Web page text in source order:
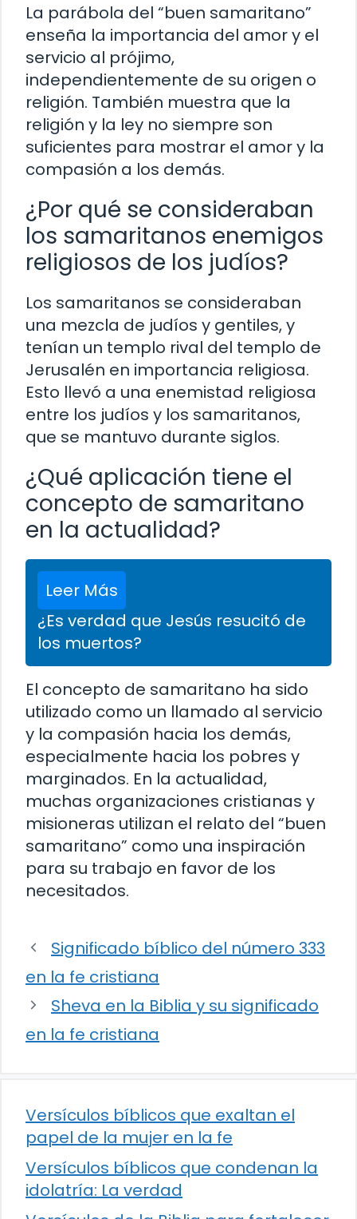
La parábola del “buen samaritano”
enseña la importancia del amor y el
servicio al prójimo,
independientemente de su origen o
religión. También muestra que la
religión y la ley no siempre son
suficientes para mostrar el amor y la
compasión a los demás.
¿Por qué se consideraban
los samaritanos enemigos
religiosos de los judíos?
Los samaritanos se consideraban
una mezcla de judíos y gentiles, y
tenían un templo rival del templo de
Jerusalén en importancia religiosa.
Esto llevó a una enemistad religiosa
entre los judíos y los samaritanos,
que se mantuvo durante siglos.
¿Qué aplicación tiene el
concepto de samaritano
en la actualidad?
Leer Más
¿Es verdad que Jesús resucitó de
los muertos?
El concepto de samaritano ha sido
utilizado como un llamado al servicio
y la compasión hacia los demás,
especialmente hacia los pobres y
marginados. En la actualidad,
muchas organizaciones cristianas y
misioneras utilizan el relato del “buen
samaritano” como una inspiración
para su trabajo en favor de los
necesitados.
Significado bíblico del número 333
en la fe cristiana
Sheva en la Biblia y su significado
en la fe cristiana
Versículos bíblicos que exaltan el
papel de la mujer en la fe
Versículos bíblicos que condenan la
idolatría: La verdad